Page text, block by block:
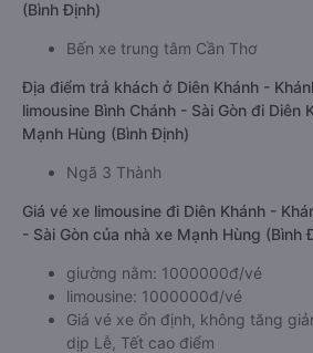
(Bình Định)
Bến xe trung tâm Cần Thơ
Địa điểm trả khách ở Diên Khánh -
limousine Bình Chánh - Sài Gòn đi Diên
Mạnh Hùng (Bình Định)
Ngã 3 Thành
Giá vé xe limousine đi Diên Khánh -
- Sài Gòn của nhà xe Mạnh Hùng (Bình
giường nằm: 1000000đ/vé
limousine: 1000000đ/vé
Giá vé xe ổn định, không tăng
dịp Lễ, Tết cao điểm